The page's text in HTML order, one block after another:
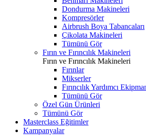
Dondurma Makineleri
Kompresörler
Airbrush Boya Tabancaları
Çikolata Makineleri
Tümünü Gör
Fırın ve Fırıncılık Makineleri
Fırın ve Fırıncılık Makineleri
Fırınlar
Mikserler
Fırıncılık Yardımcı
Tümünü Gör
Özel Gün Ürünleri
Tümünü Gör
Masterclass Eğitimler
Kampanyalar